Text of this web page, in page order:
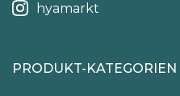
hyamarkt
PRODUKT-KATEGORIEN